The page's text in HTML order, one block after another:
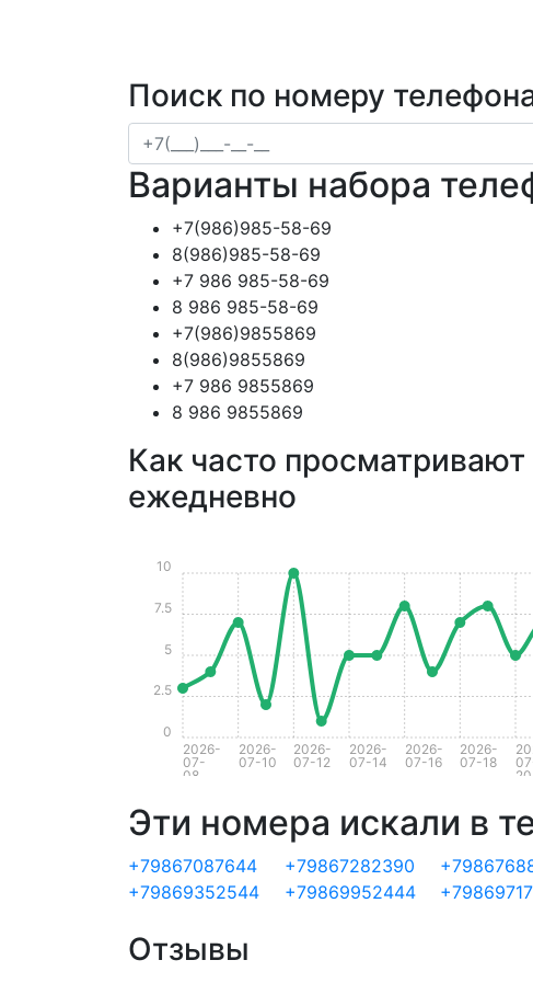
Поиск по номеру
Варианты набора
+7(986)985-58-69
8(986)985-58-69
+7 986 985-58-69
8 986 985-58-69
+7(986)9855869
8(986)9855869
+7 986 9855869
8 986 9855869
Как часто
ежедневно
2026-
07-
08
2026-
07-10
2026-
07-12
2026-
07-14
2026-
07-16
2026-
07-18
20
0
2.5
5
7.5
10
Эти номера искали в
+79867087644 +79867282390
+79869352544
+79869952444
Отзывы